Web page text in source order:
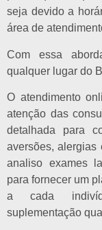
seja devido a
área de
Com essa
qualquer lugar do
O atendimento
atenção das
detalhada para
aversões, alergias
analiso exames
para fornecer um
a cada
suplementação